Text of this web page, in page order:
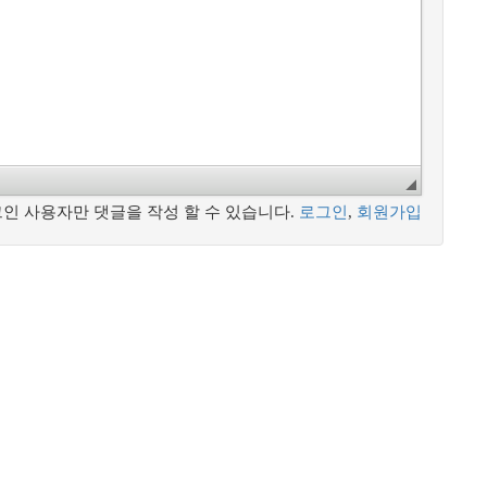
인 사용자만 댓글을 작성 할 수 있습니다. 로그인 , 회원가입